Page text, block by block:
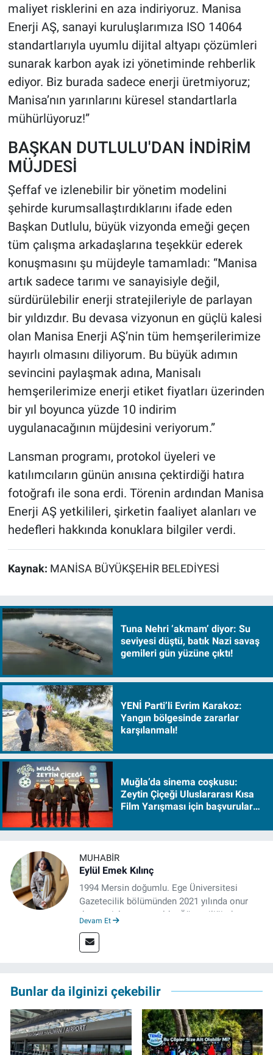
maliyet risklerini en aza indiriyoruz. Manisa
Enerji AŞ, sanayi kuruluşlarımıza ISO 14064
standartlarıyla uyumlu dijital altyapı çözümleri
sunarak karbon ayak izi yönetiminde rehberlik
ediyor. Biz burada sadece enerji üretmiyoruz;
Manisa’nın yarınlarını küresel standartlarla
mühürlüyoruz!”
BAŞKAN DUTLULU'DAN İNDİRİM
MÜJDESİ
Şeffaf ve izlenebilir bir yönetim modelini
şehirde kurumsallaştırdıklarını ifade eden
Başkan Dutlulu, büyük vizyonda emeği geçen
tüm çalışma arkadaşlarına teşekkür ederek
konuşmasını şu müjdeyle tamamladı: “Manisa
artık sadece tarımı ve sanayisiyle değil,
sürdürülebilir enerji stratejileriyle de parlayan
bir yıldızdır. Bu devasa vizyonun en güçlü kalesi
olan Manisa Enerji AŞ’nin tüm hemşerilerimize
hayırlı olmasını diliyorum. Bu büyük adımın
sevincini paylaşmak adına, Manisalı
hemşerilerimize enerji etiket fiyatları üzerinden
bir yıl boyunca yüzde 10 indirim
uygulanacağının müjdesini veriyorum.”
Lansman programı, protokol üyeleri ve
katılımcıların günün anısına çektirdiği hatıra
fotoğrafı ile sona erdi. Törenin ardından Manisa
Enerji AŞ yetkilileri, şirketin faaliyet alanları ve
hedefleri hakkında konuklara bilgiler verdi.
Kaynak: MANİSA BÜYÜKŞEHİR BELEDİYESİ
Tuna Nehri ‘akmam’ diyor: Su
seviyesi düştü, batık Nazi savaş
gemileri gün yüzüne çıktı!
YENİ Parti’li Evrim Karakoz:
Yangın bölgesinde zararlar
karşılanmalı!
Muğla’da sinema coşkusu:
Zeytin Çiçeği Uluslararası Kısa
Film Yarışması için başvurular
MUHABIR
Eylül Emek Kılınç
1994 Mersin doğumlu. Ege Üniversitesi
Gazetecilik bölümünden 2021 yılında onur
derecesiyle mezun oldu. Öğrenciliğinde
deneyimin dışında kapatılana kadar Artı TV
ve TELE1 TV Ankara bürolarında editör ve
Devam Et
Bunlar da ilginizi çekebilir